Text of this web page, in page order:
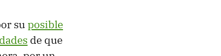
suposible
de que